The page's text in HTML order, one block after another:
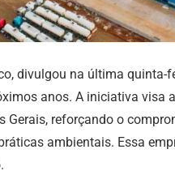
divulgou na última
anos. A iniciativa visa
reforçando o
ambientais. Essa